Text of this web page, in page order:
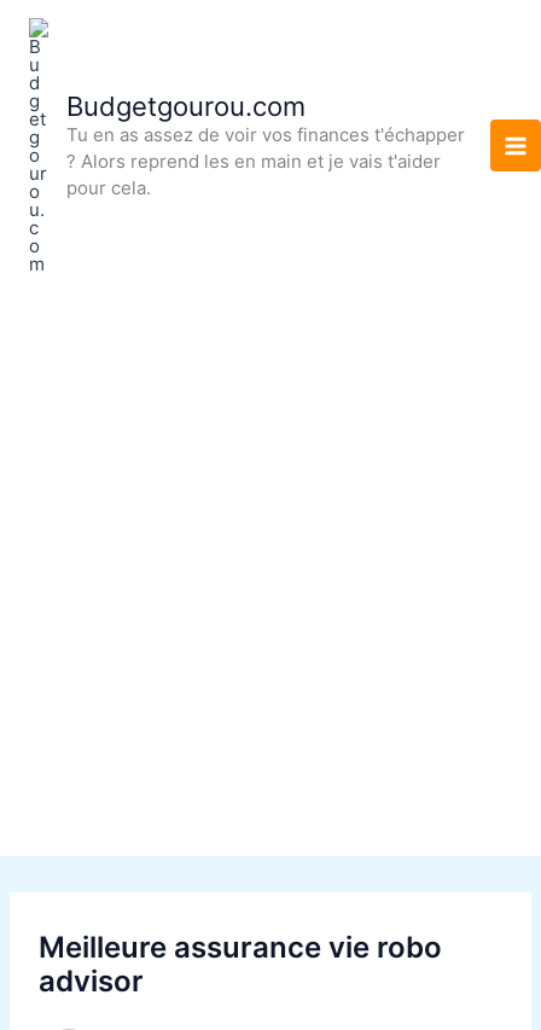
Aller
contenu
Budgetgourou.com
Tu en as assez de voir vos finances t'échapper
? Alors reprend les en main et je vais t'aider
pour cela.
Meilleure assurance vie robo
advisor